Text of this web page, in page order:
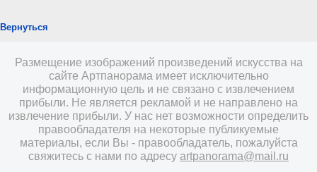
Вернуться
Размещение изображений произведений искусства на
сайте Артпанорама имеет исключительно
информационную цель и не связано с извлечением
прибыли. Не является рекламой и не направлено на
извлечение прибыли. У нас нет возможности определить
правообладателя на некоторые публикуемые
материалы, если Вы - правообладатель, пожалуйста
свяжитесь с нами по адресу artpanorama@mail.ru